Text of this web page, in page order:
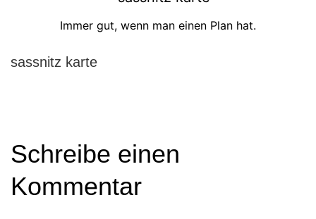
Immer gut, wenn man einen Plan hat.
sassnitz karte
Schreibe einen
Kommentar